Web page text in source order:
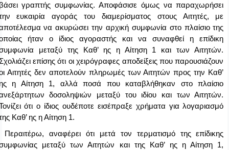
γραπτής συμφωνίας. Αποφάσισε όμως να παραχωρήσει
ευκαιρία αγοράς του διαμερίσματος στους Αιτητές, με
να ακυρώσει την αρχική συμφωνία στο πλαίσιο της
ήταν ο ίδιος αγοραστής και να συναφθεί η επίδικη
μεταξύ της Καθ’ ης η Αίτηση 1 και των Αιτητών.
επίσης ότι οι χειρόγραφες αποδείξεις που παρουσιάζουν
Αιτητές δεν αποτελούν πληρωμές των Αιτητών προς την Καθ’
η Αίτηση 1, αλλά ποσά που καταβλήθηκαν στο πλαίσιο
δοσοληψιών μεταξύ του ιδίου και των Αιτητών.
ότι ο ίδιος ουδέποτε εισέπραξε χρήματα για λογαριασμό
Καθ’ ης η Αίτηση 1.
Περαιτέρω, αναφέρει ότι μετά τον τερματισμό της επίδικης
μεταξύ των Αιτητών και της Καθ’ ης η Αίτηση 1,